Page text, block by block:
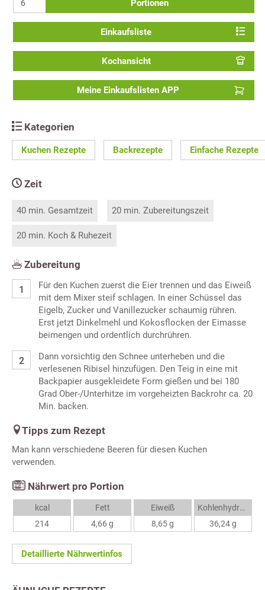
Portionen
Einkaufsliste
Kochansicht
Meine Einkaufslisten APP
Kategorien
Kuchen Rezepte Backrezepte Einfache Rezepte
Zeit
40 min. Gesamtzeit 20 min. Zubereitungszeit
20 min. Koch & Ruhezeit
Zubereitung
Für den Kuchen zuerst die Eier trennen und das Eiweiß
mit dem Mixer steif schlagen. In einer Schüssel das
Eigelb, Zucker und Vanillezucker schaumig rühren.
Erst jetzt Dinkelmehl und Kokosflocken der Eimasse
beimengen und ordentlich durchrühren.
Dann vorsichtig den Schnee unterheben und die
verlesenen Ribisel hinzufügen. Den Teig in eine mit
Backpapier ausgekleidete Form gießen und bei 180
Grad Ober-/Unterhitze im vorgeheizten Backrohr ca. 20
Min. backen.
Tipps zum Rezept
Man kann verschiedene Beeren für diesen Kuchen
verwenden.
Nährwert pro Portion
kcal
214
Fett
4,66 g
Eiweiß
8,65 g
Kohlenhydrate
36,24 g
Detaillierte Nährwertinfos